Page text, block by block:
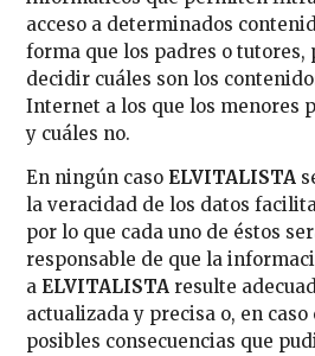
acceso a determinados
forma que los padres o tutores,
decidir cuáles son los
Internet a los que los menores
y cuáles no.
En ningún caso ELVITALISTA
la veracidad de los datos
por lo que cada uno de éstos
responsable de que la
a ELVITALISTA resulte
actualizada y precisa o, en
posibles consecuencias que